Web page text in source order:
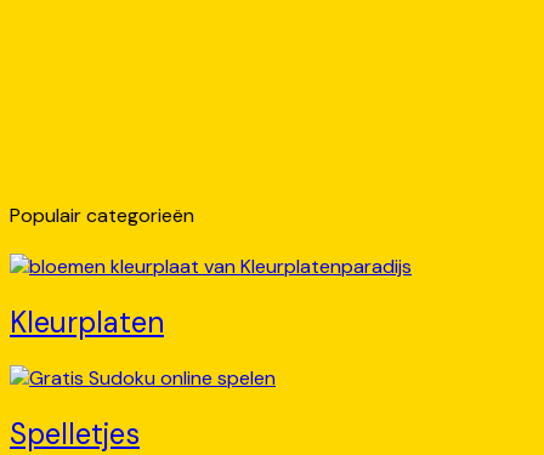
Populair categorieën
Kleurplaten
Spelletjes